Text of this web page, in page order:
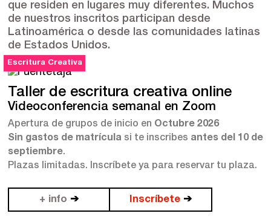
Madrid
Sevilla
Presenciales en Madrid
Talleres de escritura
Talleres presenciales ≻
Talleres por videoconferencia
que residen en lugares muy diferentes. Muchos
de nuestros inscritos participan desde
Latinoamérica o desde las comunidades latinas
de Estados Unidos.
Escritura Creativa
Taller de escritura creativa online
Videoconferencia semanal en Zoom
Apertura de grupos de inicio en Octubre 2026
Sin gastos de matrícula si te inscribes antes del 10 de
septiembre.
Plazas limitadas. Inscríbete ya para reservar tu plaza.
+ info ➔ Inscríbete ➔